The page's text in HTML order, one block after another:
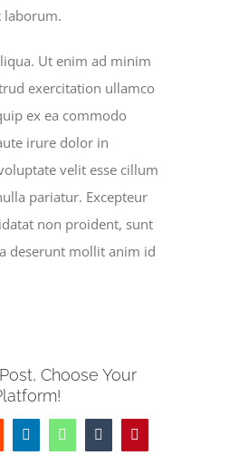
laborum.
Ut enim ad minim
exercitation ullamco
ex ea commodo
irure dolor in
velit esse cillum
pariatur. Excepteur
non proident, sunt
deserunt mollit anim id
Choose Your
LinkedInWhatsAppTumblrPinterest